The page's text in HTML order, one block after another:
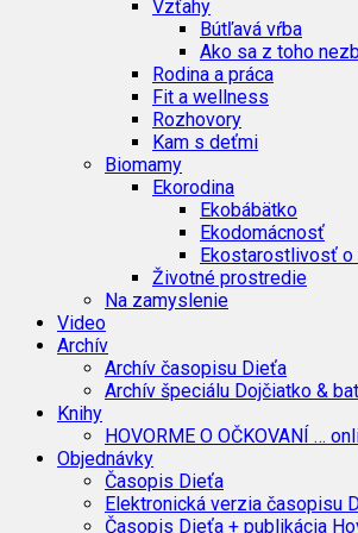
Vzťahy
Bútľavá vŕba
Ako sa z toho
Rodina a práca
Fit a wellness
Rozhovory
Kam s deťmi
Biomamy
Ekorodina
Ekobábätko
Ekodomácnosť
Ekostarostlivosť o
Životné prostredie
Na zamyslenie
Video
Archív
Archív časopisu Dieťa
Archív špeciálu Dojčiatko &
Knihy
HOVORME O OČKOVANÍ …
Objednávky
Časopis Dieťa
Elektronická verzia časopisu
Časopis Dieťa + publikácia